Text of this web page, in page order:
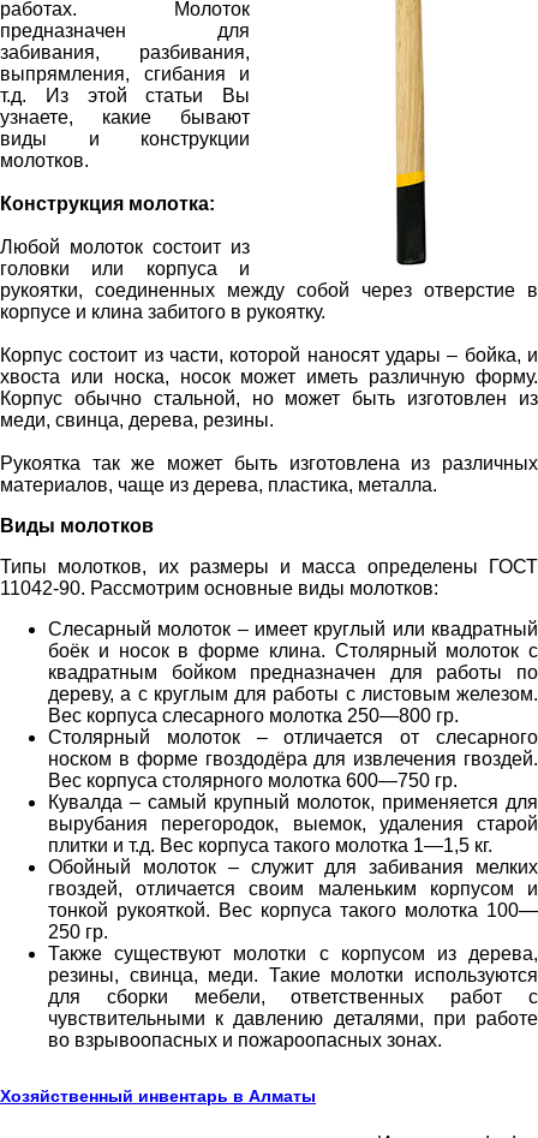
работах. Молоток
предназначен для
забивания, разбивания,
выпрямления, сгибания и
т.д. Из этой статьи Вы
узнаете, какие бывают
виды и конструкции
молотков.
Конструкция молотка:
Любой молоток состоит из
головки или корпуса и
рукоятки, соединенных между собой через отверстие в
корпусе и клина забитого в рукоятку.
Корпус состоит из части, которой наносят удары – бойка, и
хвоста или носка, носок может иметь различную форму.
Корпус обычно стальной, но может быть изготовлен из
меди, свинца, дерева, резины.
Рукоятка так же может быть изготовлена из различных
материалов, чаще из дерева, пластика, металла.
Виды молотков
Типы молотков, их размеры и масса определены ГОСТ
11042-90. Рассмотрим основные виды молотков:
Слесарный молоток – имеет круглый или квадратный
боёк и носок в форме клина. Столярный молоток с
квадратным бойком предназначен для работы по
дереву, а с круглым для работы с листовым железом.
Вес корпуса слесарного молотка 250—800 гр.
Столярный молоток – отличается от слесарного
носком в форме гвоздодёра для извлечения гвоздей.
Вес корпуса столярного молотка 600—750­ гр.
Кувалда – самый крупный молоток, применяется для
вырубания перегородок, выемок, удаления старой
плитки и т.д. Вес корпуса такого молотка 1—1,5 кг.
Обойный молоток – служит для забивания мелких
гвоздей, отличается своим маленьким корпусом и
тонкой рукояткой. Вес корпуса такого молотка 100—
250 гр.
Также существуют молотки с корпусом из дерева,
резины, свинца, меди. Такие молотки используются
для сборки мебели, ответственных работ с
чувствительными к давлению деталями, при работе
во взрывоопасных и пожароопасных зонах.
Хозяйственный инвентарь в Алматы